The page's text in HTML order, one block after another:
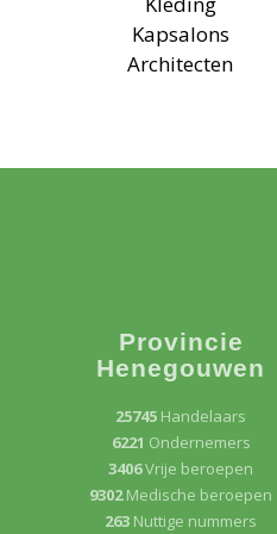
Kapsalons
Architecten
Provincie
Henegouwen
25745 Handelaars
6221 Ondernemers
3406Vrije beroepen
9302Medische beroepen
263 Nuttige nummers